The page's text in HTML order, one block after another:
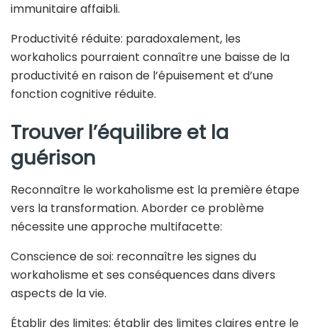
immunitaire affaibli.
Productivité réduite: paradoxalement, les
workaholics pourraient connaître une baisse de la
productivité en raison de l’épuisement et d’une
fonction cognitive réduite.
Trouver l’équilibre et la
guérison
Reconnaître le workaholisme est la première étape
vers la transformation. Aborder ce problème
nécessite une approche multifacette:
Conscience de soi: reconnaître les signes du
workaholisme et ses conséquences dans divers
aspects de la vie.
Établir des limites: établir des limites claires entre le